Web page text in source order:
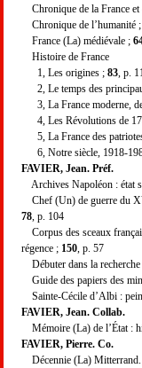
Chronique de la France et
Chronique de l’humanité ;
France (La) médiévale ;
Histoire de France
1, Les origines ; 83 , p.
2, Le temps des
3, La France moderne,
4, Les Révolutions de
5, La France des
6, Notre siècle, 1918-
FAVIER, Jean. Préf.
Archives Napoléon : état
Chef (Un) de guerre du
78 , p. 104
Corpus des sceaux
régence ; 150 , p. 57
Débuter dans la
Guide des papiers des
Sainte-Cécile d’Albi :
FAVIER, Jean. Collab.
Mémoire (La) de l’État :
FAVIER, Pierre. Co.
Décennie (La)